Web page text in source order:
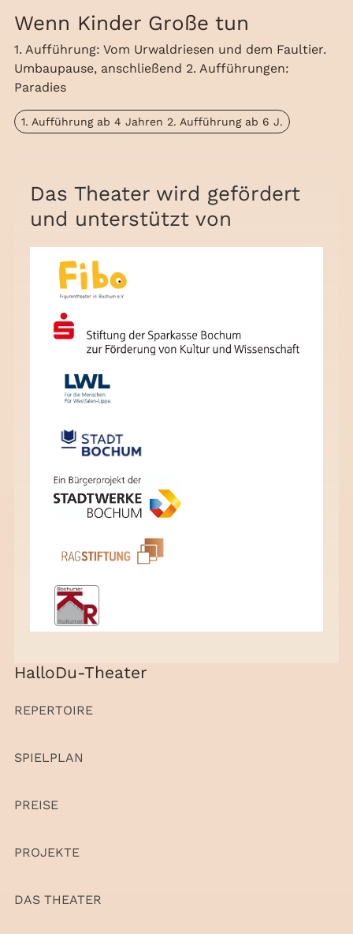
Wenn Kinder Große tun
1. Aufführung: Vom Urwaldriesen und dem Faultier.
Umbaupause, anschließend 2. Aufführungen:
Paradies
1. Aufführung ab 4 Jahren 2. Aufführung ab 6 J.
Das Theater wird gefördert
und unterstützt von
HalloDu-Theater
REPERTOIRE
SPIELPLAN
PREISE
PROJEKTE
DAS THEATER